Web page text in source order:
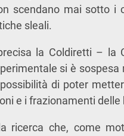
scendano mai sotto i
sleali.
la Coldiretti – la
si è sospesa
di poter
e i frazionamenti delle
ricerca che, come